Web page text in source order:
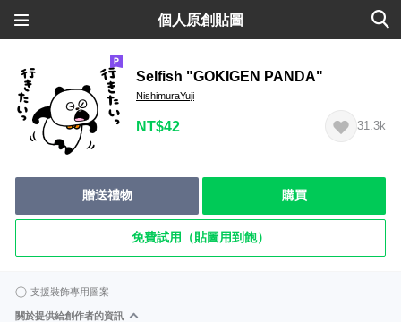
個人原創貼圖
Selfish "GOKIGEN PANDA"
NishimuraYuji
NT$42 31.3k
贈送禮物 購買
免費試用（貼圖用到飽）
支援裝飾專用圖案
關於提供給創作者的資訊